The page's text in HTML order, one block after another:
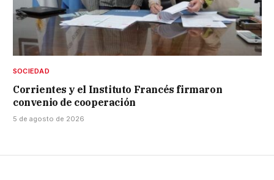
SOCIEDAD
Corrientes y el Instituto Francés firmaron
convenio de cooperación
5 de agosto de 2026